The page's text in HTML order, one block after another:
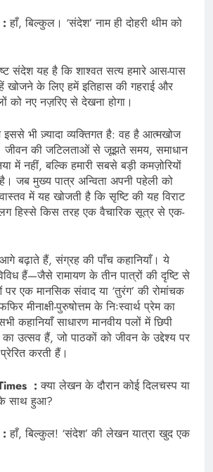
:हाँ, बिल्कुल। ‘संदेश’ नाम ही दोहरी थीम को
संदेश यह है कि शाश्वत सत्य हमारे आस-पास
खोजने के लिए हमें इतिहास की गहराई और
को नए नज़रिए से देखना होगा।
भी ज़्यादा व्यक्तिगत है: वह है आत्मखोज
जीवन की जटिलताओं से जूझते समय, समाधान
में नहीं, बल्कि हमारी सबसे बड़ी कमज़ोरियों
जब मुख्य पात्र अन्विता अपनी पहेली को
में यह खोजती है कि सृष्टि की यह विराट
हिस्से किस तरह एक वैचारिक सूत्र से एक-
बढ़ाते हैं, संग्रह की पाँच कहानियाँ। ये
हैं—जैसे रामायण के तीन पात्रों की दृष्टि से
एक मानसिक संवाद या ‘तुरंग’ की रोमांचक
मीनाक्षी-पुरुषोत्तम के निःस्वार्थ प्रेम का
कहानियाँ साधारण मानवीय पलों में छिपी
का उत्सव हैं, जो पाठकों को जीवन के उद्देश्य पर
करती हैं।
: क्या लेखन के दौरान कोई दिलचस्प या
साथ हुआ?
:हाँ, बिल्कुल! ‘संदेश’ की लेखन यात्रा खुद एक